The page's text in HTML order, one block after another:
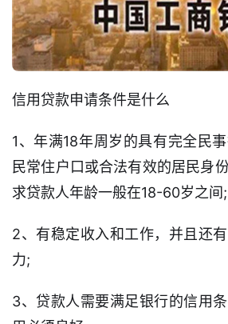
信用贷款申请条件是什么
1、年满18年周岁的具有完全民
民常住户口或合法有效的居民身
求贷款人年龄一般在18-60岁之间;
2、有稳定收入和工作，并且还
力;
3、贷款人需要满足银行的信用